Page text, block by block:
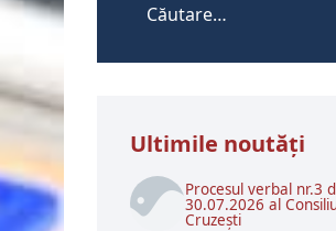
Ultimile noutăţi
Procesul verbal nr.3
30.07.2026 al
Cruzești